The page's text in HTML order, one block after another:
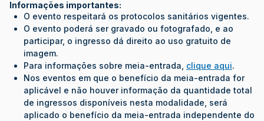
Informações importantes:
O evento respeitará os protocolos sanitários vigentes.
O evento poderá ser gravado ou fotografado, e ao
participar, o ingresso dá direito ao uso gratuito de
imagem.
Para informações sobre meia-entrada, clique aqui.
Nos eventos em que o benefício da meia-entrada for
aplicável e não houver informação da quantidade total
de ingressos disponíveis nesta modalidade, será
aplicado o benefício da meia-entrada independente do